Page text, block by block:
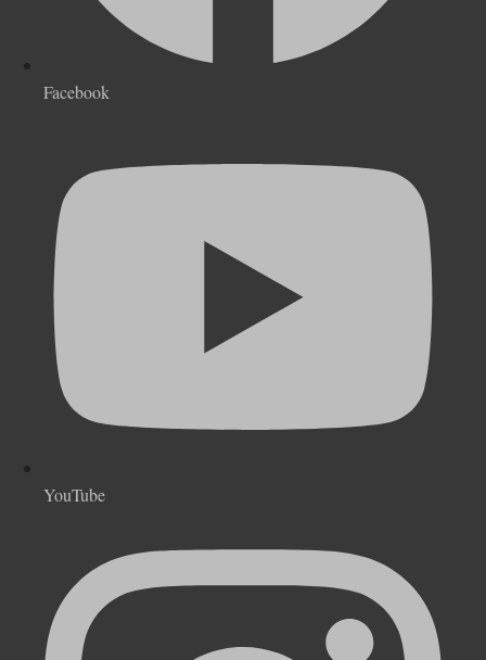
Facebook
YouTube